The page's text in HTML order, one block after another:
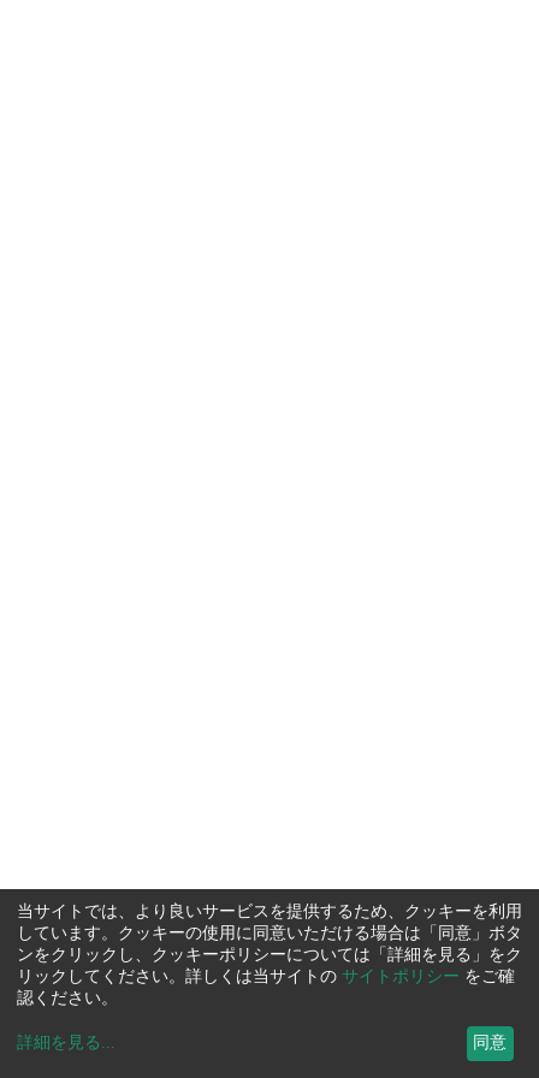
当サイトでは、より良いサービスを提供するため、クッキーを利用
しています。クッキーの使用に同意いただける場合は「同意」ボタ
ンをクリックし、クッキーポリシーについては「詳細を見る」をク
リックしてください。詳しくは当サイトの サイトポリシー をご確
認ください。
詳細を見る ... 同意